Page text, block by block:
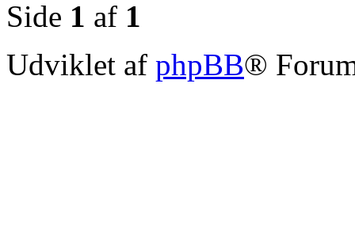
Side 1 af 1
Udviklet af phpBB®